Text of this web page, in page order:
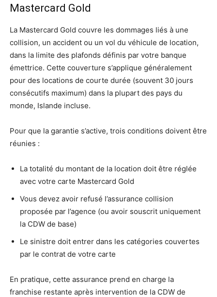
Mastercard Gold
La Mastercard Gold couvre les dommages liés à une
collision, un accident ou un vol du véhicule de location,
dans la limite des plafonds définis par votre banque
émettrice. Cette couverture s’applique généralement
pour des locations de courte durée (souvent 30 jours
consécutifs maximum) dans la plupart des pays du
monde, Islande incluse.
Pour que la garantie s’active, trois conditions doivent être
réunies :
La totalité du montant de la location doit être réglée
avec votre carte Mastercard Gold
Vous devez avoir refusé l’assurance collision
proposée par l’agence (ou avoir souscrit uniquement
la CDW de base)
Le sinistre doit entrer dans les catégories couvertes
par le contrat de votre carte
En pratique, cette assurance prend en charge la
franchise restante après intervention de la CDW de